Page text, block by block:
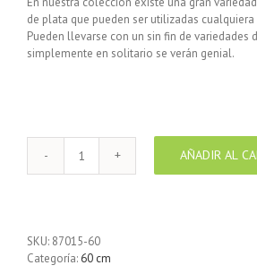
de plata que pueden ser utilizadas
Pueden llevarse con un sin fin de variedades
simplemente en solitario se verán genial.
Cadena
de
Alternada
60
AÑADIR AL
SKU: 87015-60
Categoría: 60 cm